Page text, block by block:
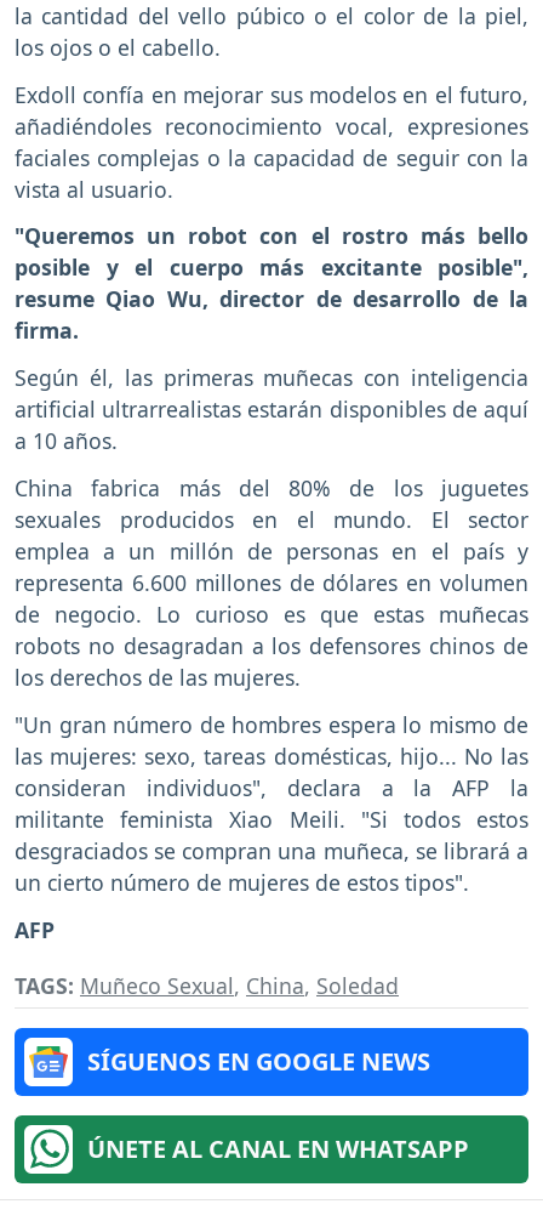
la cantidad del vello púbico o el color de la piel,
los ojos o el cabello.
Exdoll confía en mejorar sus modelos en el futuro,
añadiéndoles reconocimiento vocal, expresiones
faciales complejas o la capacidad de seguir con la
vista al usuario.
"Queremos un robot con el rostro más bello
posible y el cuerpo más excitante posible",
resume Qiao Wu, director de desarrollo de la
firma.
Según él, las primeras muñecas con inteligencia
artificial ultrarrealistas estarán disponibles de aquí
a 10 años.
China fabrica más del 80% de los juguetes
sexuales producidos en el mundo. El sector
emplea a un millón de personas en el país y
representa 6.600 millones de dólares en volumen
de negocio. Lo curioso es que estas muñecas
robots no desagradan a los defensores chinos de
los derechos de las mujeres.
"Un gran número de hombres espera lo mismo de
las mujeres: sexo, tareas domésticas, hijo... No las
consideran individuos", declara a la AFP la
militante feminista Xiao Meili. "Si todos estos
desgraciados se compran una muñeca, se librará a
un cierto número de mujeres de estos tipos".
AFP
TAGS: Muñeco Sexual, China, Soledad
SÍGUENOS EN GOOGLE NEWS
ÚNETE AL CANAL EN WHATSAPP